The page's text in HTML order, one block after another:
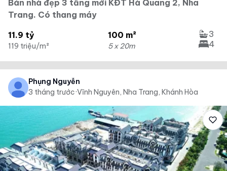
Bán nhà đẹp 3 tầng mới KĐT Hà Quang 2, Nha
Trang. Có thang máy
11.9 tỷ
119 triệu/m²
100 m²
5 x 20m
3
4
Phụng Nguyễn
3 tháng trước·Vĩnh Nguyên, Nha Trang, Khánh Hòa